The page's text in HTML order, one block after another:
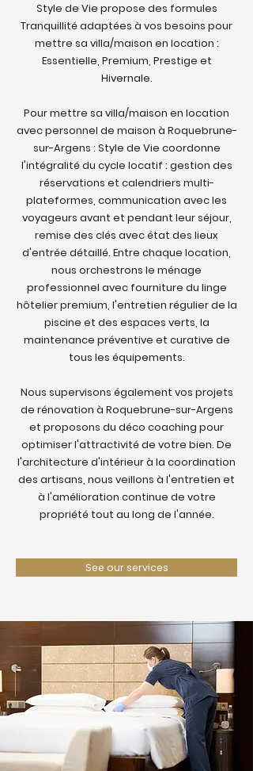
Style de Vie propose des formules
Tranquillité adaptées à vos besoins pour
mettre sa villa/maison en location :
Essentielle, Premium, Prestige et
Hivernale.
Pour mettre sa villa/maison en location
avec personnel de maison à Roquebrune-
sur-Argens : Style de Vie coordonne
l'intégralité du cycle locatif : gestion des
réservations et calendriers multi-
plateformes, communication avec les
voyageurs avant et pendant leur séjour,
remise des clés avec état des lieux
d'entrée détaillé. Entre chaque location,
nous orchestrons le ménage
professionnel avec fourniture du linge
hôtelier premium, l'entretien régulier de la
piscine et des espaces verts, la
maintenance préventive et curative de
tous les équipements.
Nous supervisons également vos projets
de rénovation à Roquebrune-sur-Argens
et proposons du déco coaching pour
optimiser l'attractivité de votre bien. De
l'architecture d'intérieur à la coordination
des artisans, nous veillons à l'entretien et
à l'amélioration continue de votre
propriété tout au long de l'année.
See our services